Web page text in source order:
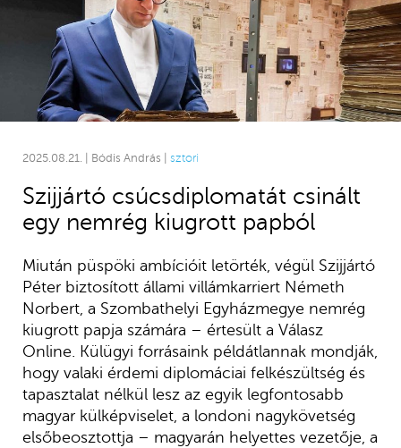
2025.08.21. | Bódis András | sztori
Szijjártó csúcsdiplomatát csinált
egy nemrég kiugrott papból
Miután püspöki ambícióit letörték, végül Szijjártó
Péter biztosított állami villámkarriert Németh
Norbert, a Szombathelyi Egyházmegye nemrég
kiugrott papja számára – értesült a Válasz
Online. Külügyi forrásaink példátlannak mondják,
hogy valaki érdemi diplomáciai felkészültség és
tapasztalat nélkül lesz az egyik legfontosabb
magyar külképviselet, a londoni nagykövetség
elsőbeosztottja – magyarán helyettes vezetője, a